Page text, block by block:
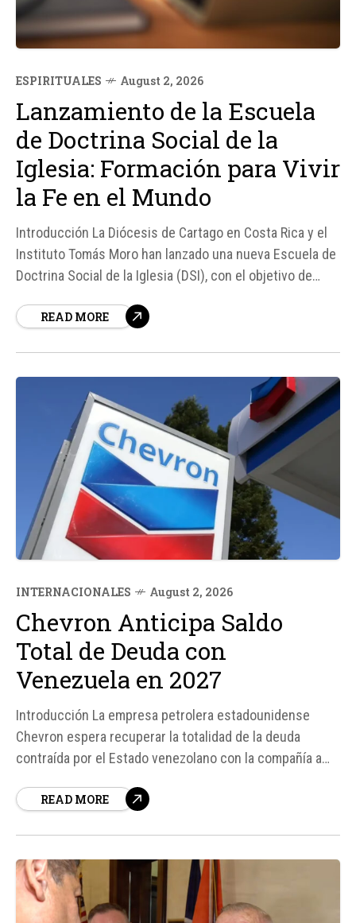
ESPIRITUALES August 2, 2026
Lanzamiento de la Escuela
de Doctrina Social de la
Iglesia: Formación para Vivir
la Fe en el Mundo
Introducción La Diócesis de Cartago en Costa Rica y el
Instituto Tomás Moro han lanzado una nueva Escuela de
Doctrina Social de la Iglesia (DSI), con el objetivo de
auténtica y participar activamente en la vida pública.
READ MORE
INTERNACIONALES August 2, 2026
Chevron Anticipa Saldo
Total de Deuda con
Venezuela en 2027
Introducción La empresa petrolera estadounidense
Chevron espera recuperar la totalidad de la deuda
contraída por el Estado venezolano con la compañía a
directora de finanzas de la empresa. Esto se produce en
READ MORE